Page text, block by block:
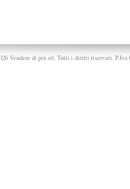
Vendere di più srl. Tutti i diritti riservati. P.Iva